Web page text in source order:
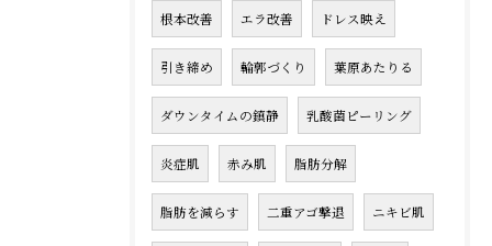
根本改善 エラ改善 ドレス映え
引き締め 輪郭づくり 葉原あたりる
ダウンタイムの鎮静 乳酸菌ピーリング
炎症肌 赤み肌 脂肪分解
脂肪を減らす 二重アゴ撃退 ニキビ肌